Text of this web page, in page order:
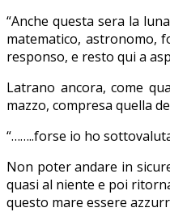
“Anche questa sera la
matematico, astronomo,
responso, e resto qui a
Latrano ancora, come
mazzo, compresa quella
“……..forse io ho
Non poter andare in
quasi al niente e poi
questo mare essere